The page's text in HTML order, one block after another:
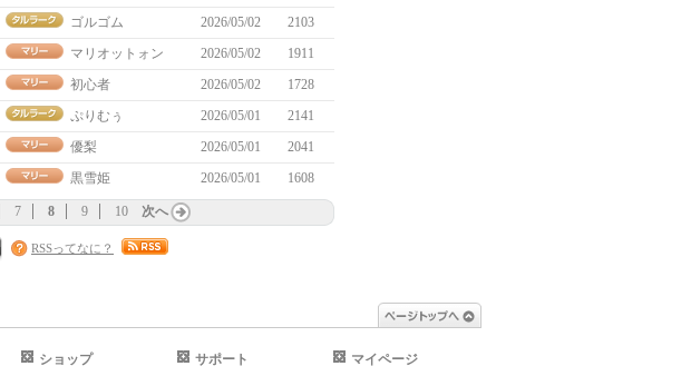
ゴルゴム 2026/05/02
2103
マリオットォン 2026/05/02
1911
初心者 2026/05/02
1728
ぷりむぅ 2026/05/01
2141
優梨 2026/05/01
2041
黒雪姫 2026/05/01 1608
7 8 9 10 次へ
RSSってなに？
ショップ サポート マイページ